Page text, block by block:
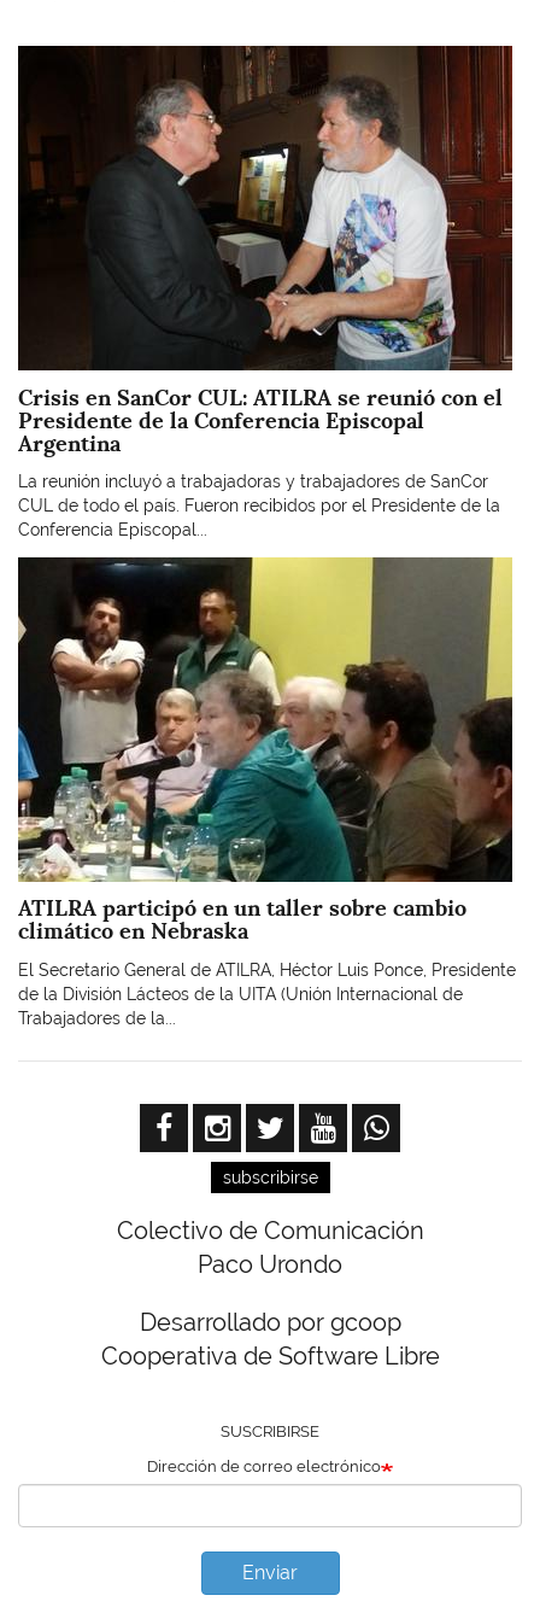
Crisis en SanCor CUL: ATILRA se reunió con el
Presidente de la Conferencia Episcopal
Argentina
La reunión incluyó a trabajadoras y trabajadores de SanCor
CUL de todo el país. Fueron recibidos por el Presidente de la
Conferencia Episcopal...
ATILRA participó en un taller sobre cambio
climático en Nebraska
El Secretario General de ATILRA, Héctor Luis Ponce, Presidente
de la División Lácteos de la UITA (Unión Internacional de
Trabajadores de la...
subscribirse
Colectivo de Comunicación
Paco Urondo
Desarrollado por gcoop
Cooperativa de Software Libre
SUSCRIBIRSE
Dirección de correo electrónico
Enviar